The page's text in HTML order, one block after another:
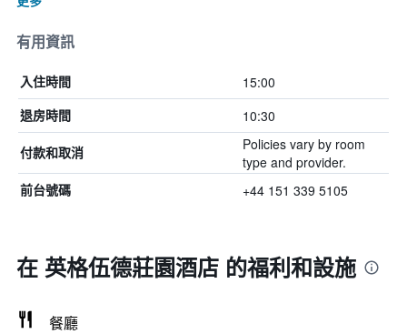
有用資訊
入住時間 15:00
退房時間 10:30
付款和取消
Policies vary by room
type and provider.
前台號碼 +44 151 339 5105
在 英格伍德莊園酒店 的福利和設施
餐廳